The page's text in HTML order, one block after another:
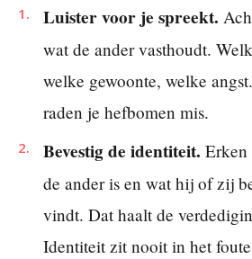
Luister voor je spreekt.
wat de ander vasthoudt.
welke gewoonte, welke
raden je hefbomen mis.
Bevestig de identiteit. Erken
de ander is en wat hij of zij
vindt. Dat haalt de
Identiteit zit nooit in het